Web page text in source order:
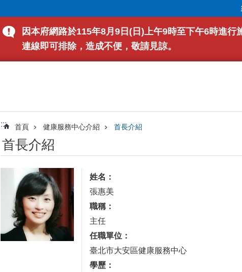
因本府網路於115年8月9日(日)上午9時至下午6時進
連線即可排除，造成不便，敬請見諒。
::: 首頁 健康服務中心介紹 首長介紹
首長介紹
姓名：
張惠美
職稱：
主任
任職單位：
臺北市大安區健康服務中心
學歷：